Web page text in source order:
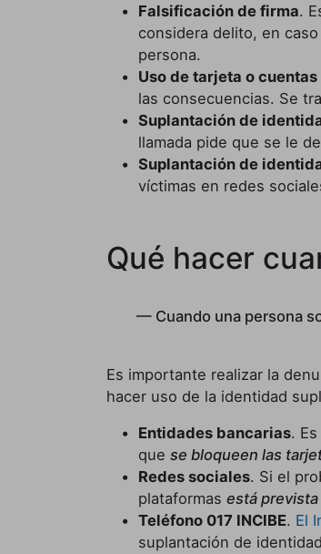
Falsificación de firma.
considera delito, en
persona.
Uso de tarjeta o
las consecuencias. Se
Suplantación de
llamada pide que se le
Suplantación de
víctimas en redes
Qué hacer
Cuando una persona
Es importante realizar la
hacer uso de la identidad
Entidades bancarias.
quese bloqueen las
Redes sociales. Si el
plataformasestá
Teléfono 017 INCIBE. El
suplantación de